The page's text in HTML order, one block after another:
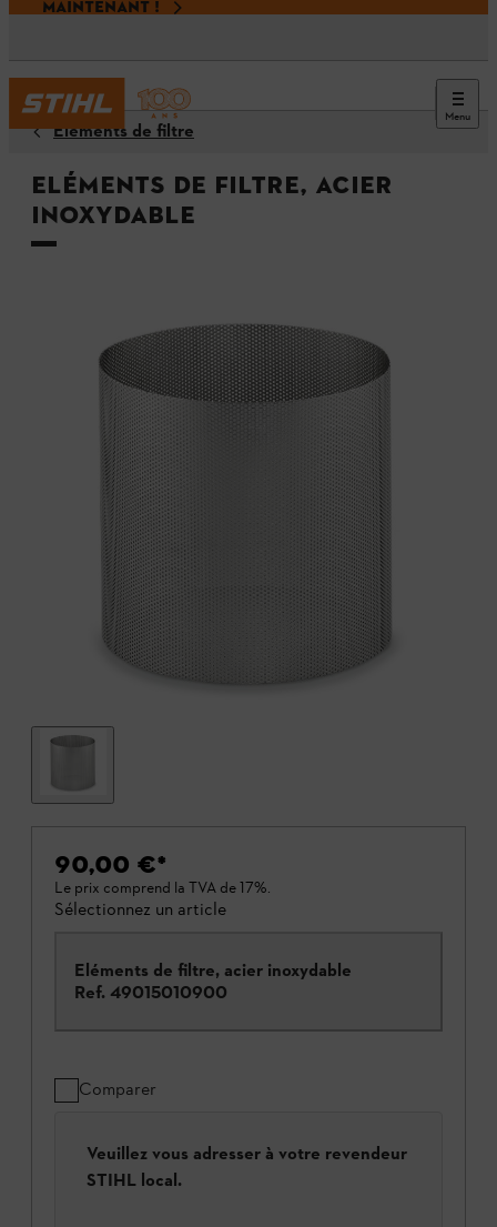
MAINTENANT !
Menu
Éléments de filtre
Eléments de filtre, acier
inoxydable
90,00 €*
Le prix comprend la TVA de 17%.
Sélectionnez un article
Eléments de filtre, acier inoxydable
Ref. 49015010900
Comparer
Veuillez vous adresser à votre revendeur
STIHL local.